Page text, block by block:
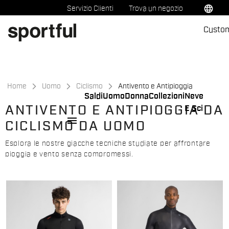
al
contenuto
alla
navigazione
Servizio Clienti Trova un negozio language
SaldiUomo DonnaCollezioni Neve
E Sci
menu
Home Uomo Ciclismo Antivento e Antipioggia
ANTIVENTO E ANTIPIOGGIA DA
CICLISMO DA UOMO
Esplora le nostre giacche tecniche studiate per affrontare
pioggia e vento senza compromessi.